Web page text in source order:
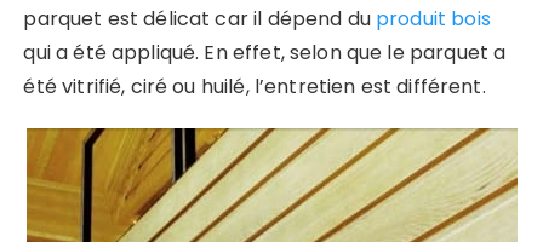
parquet est délicat car il dépend du produit bois
qui a été appliqué. En effet, selon que le parquet a
été vitrifié, ciré ou huilé, l’entretien est différent.